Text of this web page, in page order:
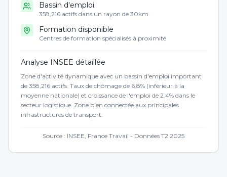
Bassin d'emploi
358,216 actifs dans un rayon de 30km
Formation disponible
Centres de formation spécialisés à proximité
Analyse INSEE détaillée
Zone d'activité dynamique avec un bassin d'emploi important
de 358,216 actifs. Taux de chômage de 6.8% (inférieur à la
moyenne nationale) et croissance de l'emploi de 2.4% dans le
secteur logistique. Zone bien connectée aux principales
infrastructures de transport.
Source : INSEE, France Travail - Données T2 2025